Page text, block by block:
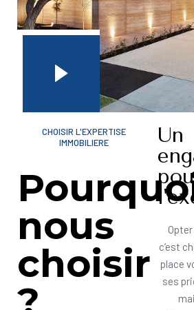
CHOISIR L'EXPERTISE
IMMOBILIERE
nous
choisir
Un
c’est
place
ses